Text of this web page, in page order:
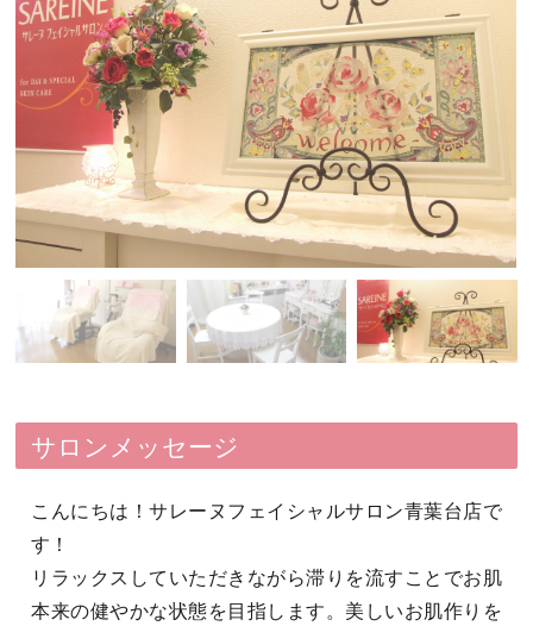
サロンメッセージ
こんにちは！サレーヌフェイシャルサロン青葉台店で
す！
リラックスしていただきながら滞りを流すことでお肌
本来の健やかな状態を目指します。美しいお肌作りを